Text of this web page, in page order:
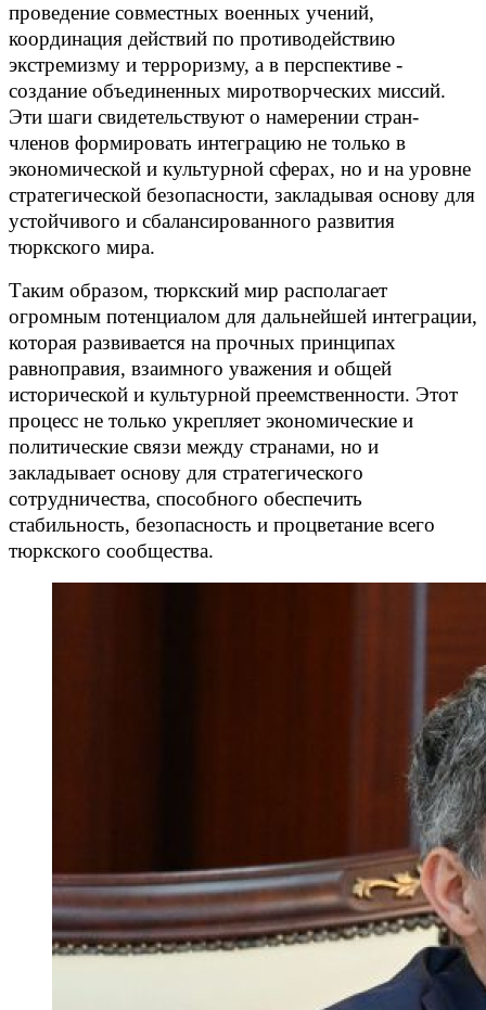
проведение совместных военных учений,
координация действий по противодействию
экстремизму и терроризму, а в перспективе -
создание объединенных миротворческих миссий.
Эти шаги свидетельствуют о намерении стран-
членов формировать интеграцию не только в
экономической и культурной сферах, но и на уровне
стратегической безопасности, закладывая основу для
устойчивого и сбалансированного развития
тюркского мира.
Таким образом, тюркский мир располагает
огромным потенциалом для дальнейшей интеграции,
которая развивается на прочных принципах
равноправия, взаимного уважения и общей
исторической и культурной преемственности. Этот
процесс не только укрепляет экономические и
политические связи между странами, но и
закладывает основу для стратегического
сотрудничества, способного обеспечить
стабильность, безопасность и процветание всего
тюркского сообщества.